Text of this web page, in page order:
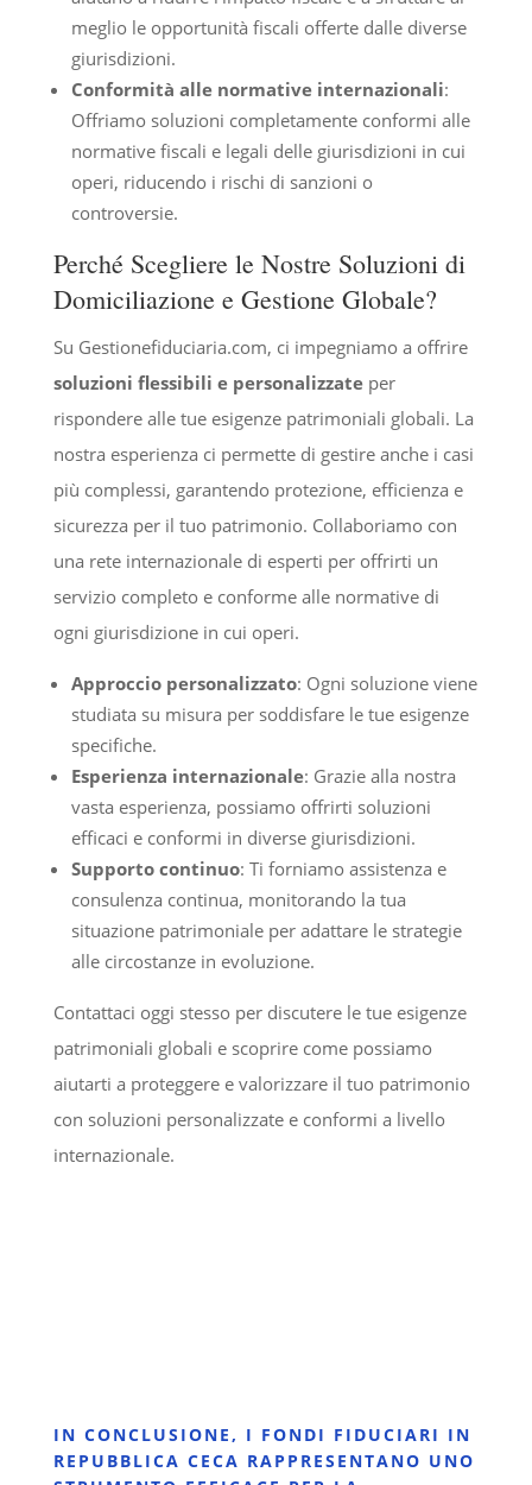
meglio le opportunità fiscali offerte dalle diverse
giurisdizioni.
Conformità alle normative internazionali:
Offriamo soluzioni completamente conformi alle
normative fiscali e legali delle giurisdizioni in cui
operi, riducendo i rischi di sanzioni o
controversie.
Perché Scegliere le Nostre Soluzioni di
Domiciliazione e Gestione Globale?
Su Gestionefiduciaria.com, ci impegniamo a offrire
soluzioni flessibili e personalizzateper
rispondere alle tue esigenze patrimoniali globali. La
nostra esperienza ci permette di gestire anche i casi
più complessi, garantendo protezione, efficienza e
sicurezza per il tuo patrimonio. Collaboriamo con
una rete internazionale di esperti per offrirti un
servizio completo e conforme alle normative di
ogni giurisdizione in cui operi.
Approccio personalizzato: Ogni soluzione viene
studiata su misura per soddisfare le tue esigenze
specifiche.
Esperienza internazionale: Grazie alla nostra
vasta esperienza, possiamo offrirti soluzioni
efficaci e conformi in diverse giurisdizioni.
Supporto continuo: Ti forniamo assistenza e
consulenza continua, monitorando la tua
situazione patrimoniale per adattare le strategie
alle circostanze in evoluzione.
Contattaci oggi stesso per discutere le tue esigenze
patrimoniali globali e scoprire come possiamo
aiutarti a proteggere e valorizzare il tuo patrimonio
con soluzioni personalizzate e conformi a livello
internazionale.
IN CONCLUSIONE, I FONDI FIDUCIARI IN
REPUBBLICA CECA RAPPRESENTANO UNO